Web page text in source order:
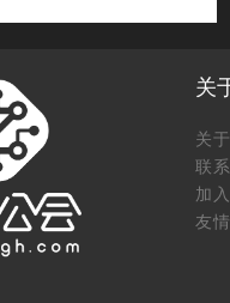
关
关
联
加
友